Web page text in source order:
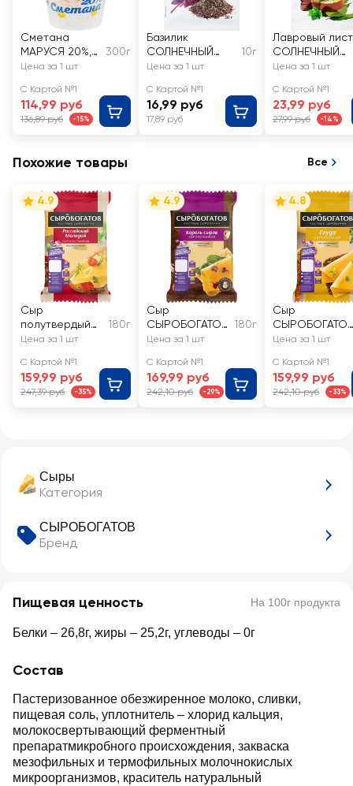
Сыры
Категория
СЫРОБОГАТОВ
Бренд
Пищевая ценность На 100г продукта
Белки – 26,8г, жиры – 25,2г, углеводы – 0г
Состав
Пастеризованное обезжиренное молоко, сливки,
пищевая соль, уплотнитель – хлорид кальция,
молокосвертывающий ферментный
препаратмикробного происхождения, закваска
мезофильных и термофильных молочнокислых
микроорганизмов, краситель натуральный
Сметана
МАРУСЯ 20%,
без змж
300г
Цена за 1 шт
С Картой №1
114,99 руб
136,89 руб -15%
Базилик
СОЛНЕЧНЫЙ
ОСТРОВ
10г
Цена за 1 шт
С Картой №1
16,99 руб
17,89 руб
Лавровый лист
СОЛНЕЧНЫЙ
ОСТРОВ
Цена за 1 шт
С Картой №1
23,99 руб
27,99 руб -14%
Похожие товары Все
4.9
Сыр
полутвердый
СЫРОБОГАТОВ
молодой 45%,
без змж
180г
Цена за 1 шт
С Картой №1
159,99 руб
247,39 руб -35%
4.9
Сыр
СЫРОБОГАТОВ
Король сыров
180г
Цена за 1 шт
С Картой №1
169,99 руб
242,10 руб -29%
4.8
Сыр
Гауда 45%, без
Цена за 1 шт
С Картой №1
159,99 руб
242,10 руб -33%